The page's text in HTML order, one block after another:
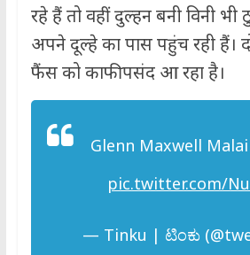
रहे हैं तो वहीं दुल्हन बनी विनी
अपने दूल्हे का पास पहुंच रही हैं।
फैंस को काफी पसंद आ रहा है।
Glenn Maxwell
pic.twitter.com/
— Tinku | ಟಿಂಕು